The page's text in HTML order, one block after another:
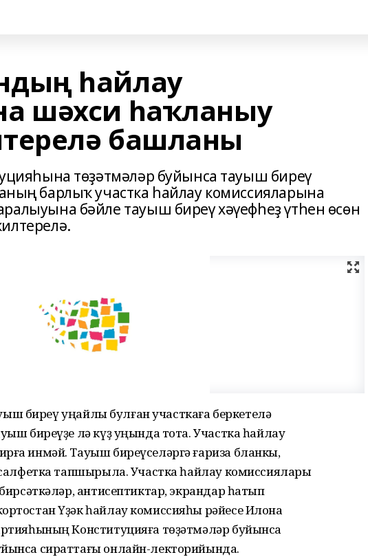
һайлау
шәхси һаҡланыу
башланы
төҙәтмәләр буйынса тауыш биреү
барлыҡ участка һайлау комиссияларына
бәйле тауыш биреү хәүефһеҙ үтһен өсөн
биреү уңайлы булған участкаға беркетелә
биреүҙе лә күҙ уңында тота. Участка һайлау
инмәй. Тауыш биреүселәргә ғариза бланкы,
тапшырыла. Участка һайлау комиссиялары
антисептиктар, экрандар һатып
Үҙәк һайлау комиссияһы рәйесе Илона
Конституцияға төҙәтмәләр буйынса
сираттағы онлайн-лекторийында.